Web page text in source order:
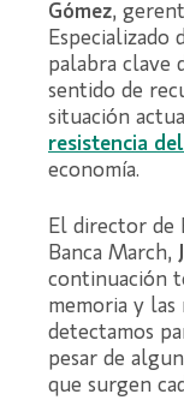
Gómez,
Especializado
palabra clave
sentido de
situación
resistencia
economía.
El director de
Banca March,
continuación
memoria y las
detectamos
pesar de
que surgen